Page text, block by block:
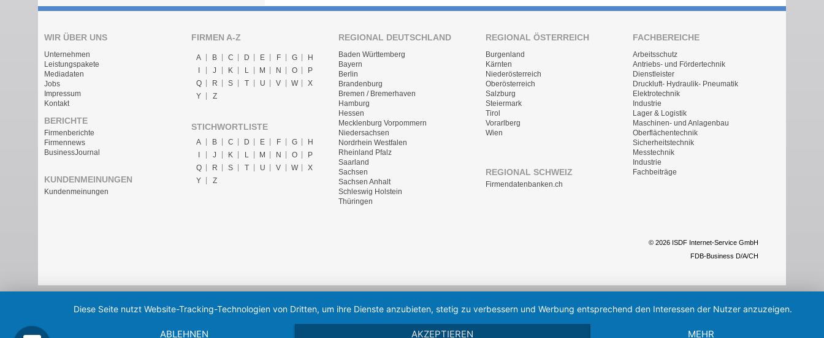
WIR ÜBER UNS
Unternehmen
Leistungspakete
Mediadaten
Jobs
Impressum
Kontakt
BERICHTE
Firmenberichte
Firmennews
BusinessJournal
KUNDENMEINUNGEN
Kundenmeinungen
FIRMEN A-Z
A B C D E F G
H
I
J K L M N O
P
Q
R S T U V W
X
Y
Z
STICHWORTLISTE
A B C D E F G
H
J K L M N O
P
Q
R S T U V W
X
Y
Z
REGIONAL DEUTSCHLAND
Baden Württemberg
Bayern
Berlin
Brandenburg
Bremen / Bremerhaven
Hamburg
Hessen
Mecklenburg Vorpommern
Niedersachsen
Nordrhein Westfalen
Rheinland Pfalz
Saarland
Sachsen
Sachsen Anhalt
Schleswig Holstein
Thüringen
REGIONAL ÖSTERREICH
Burgenland
Kärnten
Niederösterreich
Oberösterreich
Salzburg
Steiermark
Tirol
Vorarlberg
Wien
REGIONAL SCHWEIZ
Firmendatenbanken.ch
FACHBEREICHE
Arbeitsschutz
Antriebs- und Fördertechnik
Dienstleister
Druckluft- Hydraulik- Pneumatik
Elektrotechnik
Industrie
Lager & Logistik
Maschinen- und Anlagenbau
Oberflächentechnik
Sicherheitstechnik
Messtechnik
Industrie
Fachbeiträge
© 2026 ISDF Internet-Service GmbH
FDB-Business D/A/CH
Diese Seite nutzt Website-Tracking-Technologien von Dritten, um ihre Dienste anzubieten, stetig zu verbessern und Werbung entsprechend den Interessen der Nutzer anzuzeigen.
ABLEHNEN AKZEPTIEREN MEHR